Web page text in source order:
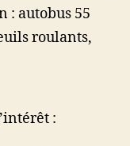
: autobus 55
roulants,
: